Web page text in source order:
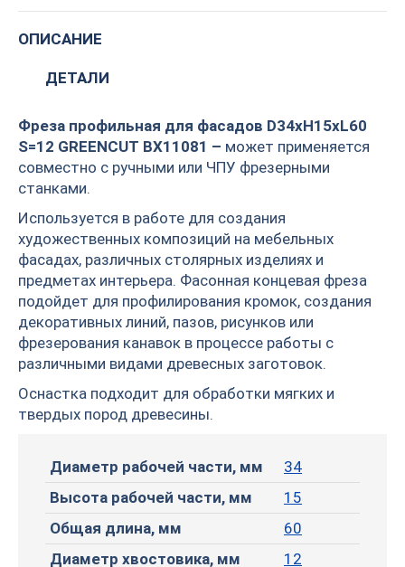
ОПИСАНИЕ
ДЕТАЛИ
Фреза профильная для фасадов D34xH15xL60
S=12 GREENCUT BX11081 – может применяется
совместно с ручными или ЧПУ фрезерными
станками.
Используется в работе для создания
художественных композиций на мебельных
фасадах, различных столярных изделиях и
предметах интерьера. Фасонная концевая фреза
подойдет для профилирования кромок, создания
декоративных линий, пазов, рисунков или
фрезерования канавок в процессе работы с
различными видами древесных заготовок.
Оснастка подходит для обработки мягких и
твердых пород древесины.
Диаметр рабочей части, мм
34
Высота рабочей части, мм
15
Общая длина, мм
60
Диаметр хвостовика, мм
12